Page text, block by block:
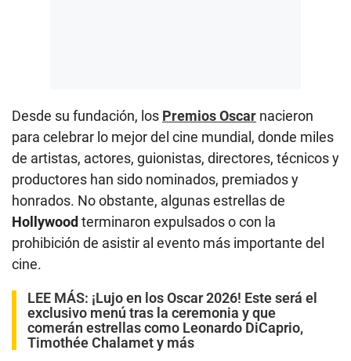
Desde su fundación, los Premios Oscar nacieron
para celebrar lo mejor del cine mundial, donde miles
de artistas, actores, guionistas, directores, técnicos y
productores han sido nominados, premiados y
honrados. No obstante, algunas estrellas de
Hollywoodterminaron expulsados o con la
prohibición de asistir al evento más importante del
cine.
LEE MÁS: ¡Lujo en los Oscar 2026! Este será el
exclusivo menú tras la ceremonia y que
comerán estrellas como Leonardo DiCaprio,
Timothée Chalamet y más